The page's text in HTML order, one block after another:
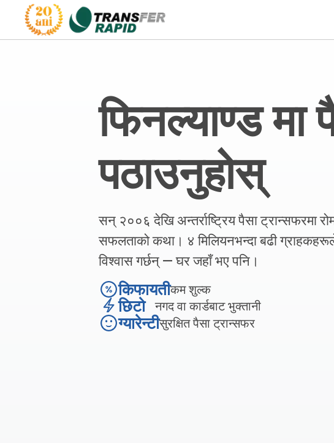
फिनल्याण्ड मा
पठाउनुहोस्
सन् २००६ देखि अन्तर्राष्ट्रिय पैसा ट्रान्सफरमा
सफलताको कथा। ४ मिलियनभन्दा बढी ग्राहकहरूले
विश्वास गर्छन् — घर जहाँ भए पनि।
किफायतीकम शुल्क
छिटो नगद वा कार्डबाट भुक्तानी
ग्यारेन्टीसुरक्षित पैसा ट्रान्सफर